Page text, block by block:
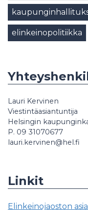
elinkeinopolitiikka
Lauri Kervinen
Viestintäasiantuntija
Helsingin
P. 09 31070677
lauri.kervinen@hel.fi
Linkit
Elinkeinojaoston